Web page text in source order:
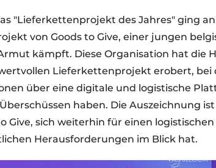
"Lieferkettenprojekt des Jahres" ging
von Goods to Give, einer jungen
kämpft. Diese Organisation hat die
Lieferkettenprojekt erobert, bei
über eine digitale und logistische
haben. Die Auszeichnung
Give, sich weiterhin für einen
Herausforderungen im Blick hat.